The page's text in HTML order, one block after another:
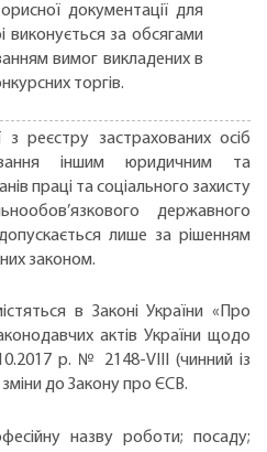
документації для
виконується за обсягами
вимог викладених в
торгів.
реєстру застрахованих осіб
іншим юридичним та
праці та соціального захисту
державного
лише за рішенням
законом.
в Законі України «Про
актів України щодо
р. № 2148-VIII (чинний із
до Закону про ЄСВ.
назву роботи; посаду;